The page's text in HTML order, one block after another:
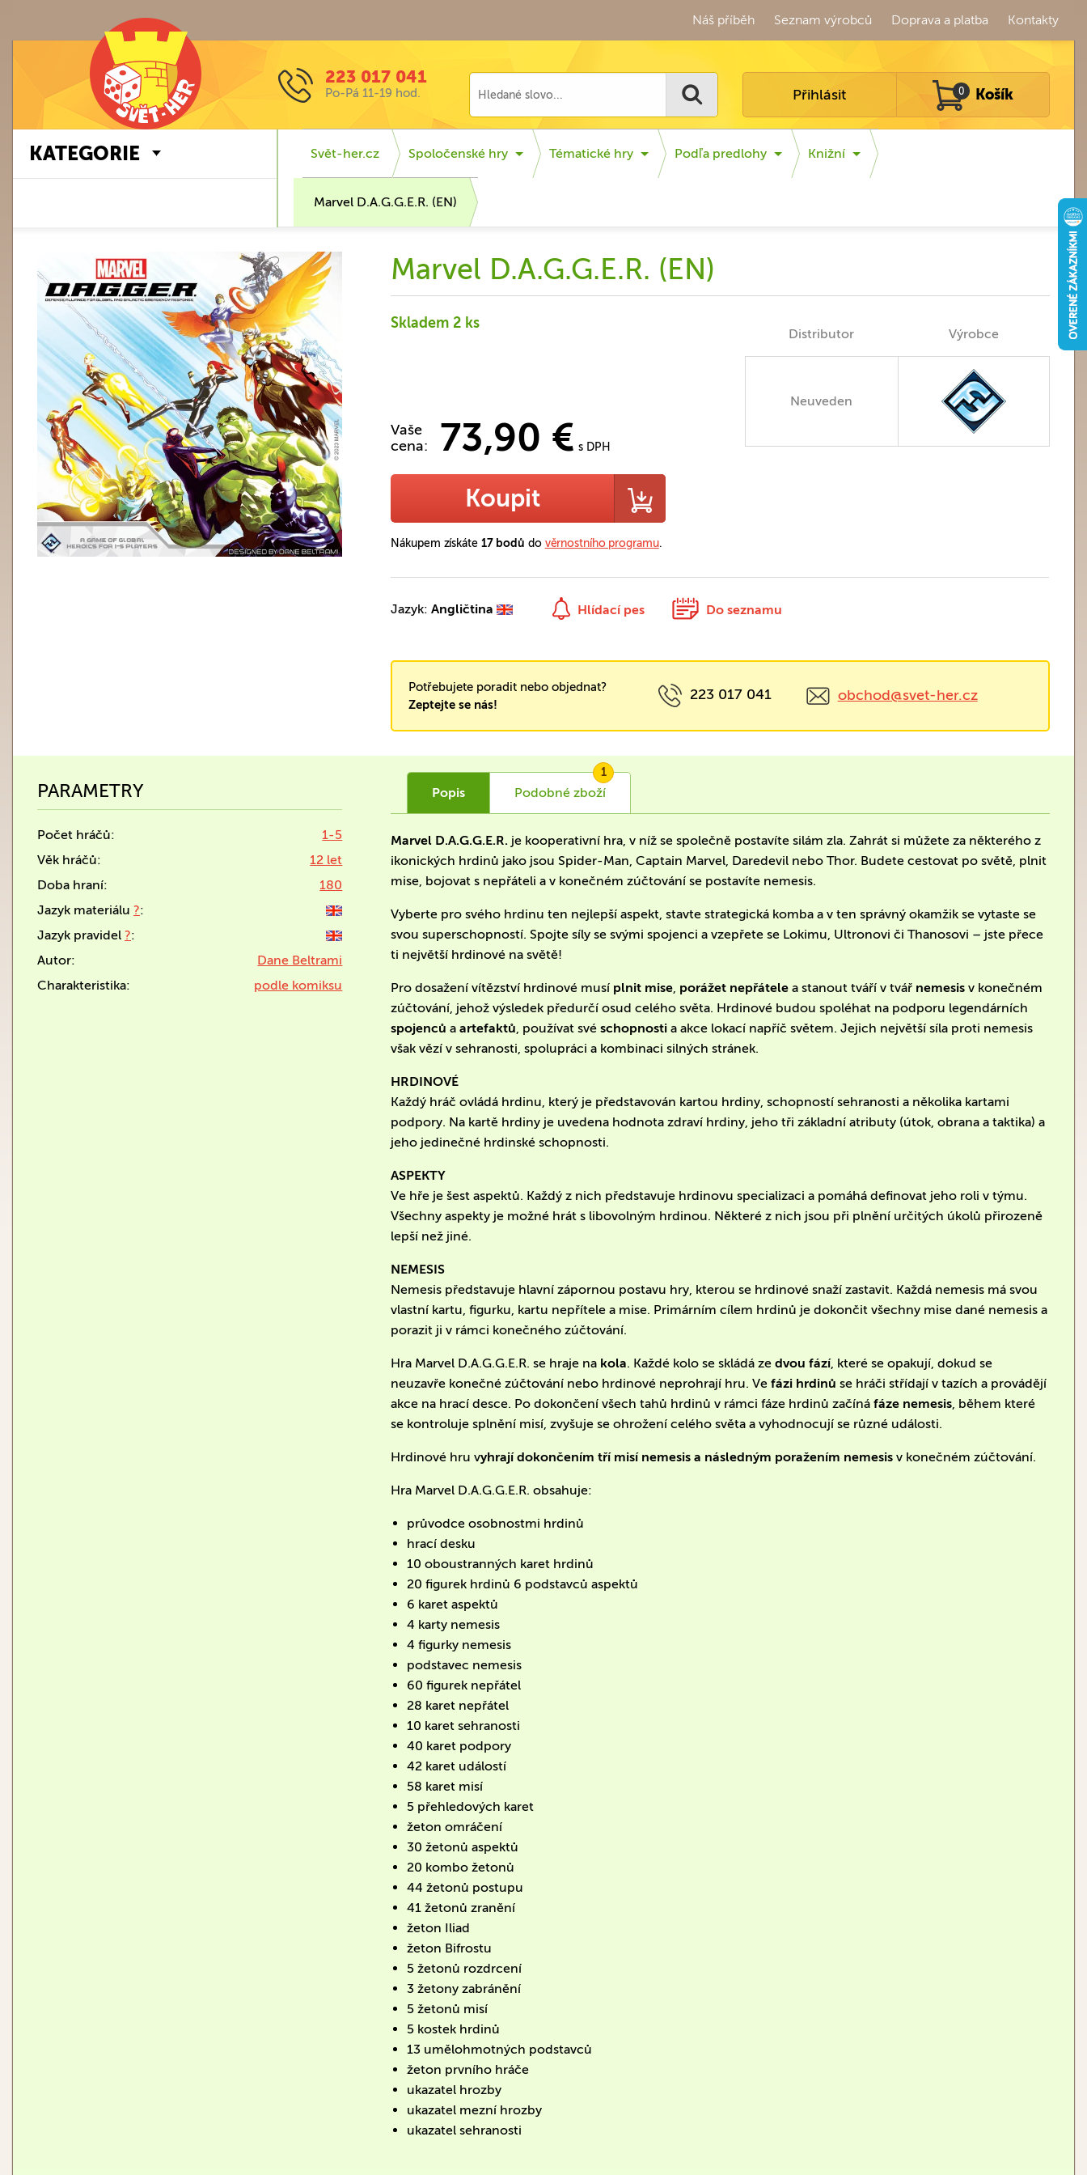
Náš příběh Seznam výrobců Doprava a platba Kontakty
223 017 041
Po-Pá 11-19 hod. Přihlásit 0 Košík
KATEGORIE Svět-her.cz Spoločenské hry Tématické hry Podľa predlohy Knižní
Marvel D.A.G.G.E.R. (EN)
Marvel D.A.G.G.E.R. (EN)
Vaše
cena:
73,90 € s DPH
Skladem 2 ks
Koupit
Nákupem získáte 17 bodů do věrnostního programu.
Distributor Výrobce
Neuveden
Jazyk:Angličtina Hlídací pes Do seznamu
Potřebujete poradit nebo objednat?
Zeptejte se nás!
223 017 041 obchod@svet-her.cz
PARAMETRY
Počet hráčů:
1-5
Věk hráčů:
12 let
Doba hraní:
180
Jazyk materiálu ?:
Jazyk pravidel ?:
Autor:
Dane Beltrami
Charakteristika:
podle komiksu
Popis Podobné zboží
1
Marvel D.A.G.G.E.R. je kooperativní hra, v níž se společně postavíte silám zla. Zahrát si můžete za některého z
ikonických hrdinů jako jsou Spider-Man, Captain Marvel, Daredevil nebo Thor. Budete cestovat po světě, plnit
mise, bojovat s nepřáteli a v konečném zúčtování se postavíte nemesis.
Vyberte pro svého hrdinu ten nejlepší aspekt, stavte strategická komba a v ten správný okamžik se vytaste se
svou superschopností. Spojte síly se svými spojenci a vzepřete se Lokimu, Ultronovi či Thanosovi – jste přece
ti největší hrdinové na světě!
Pro dosažení vítězství hrdinové musí plnit mise, porážet nepřátele a stanout tváří v tvář nemesis v konečném
zúčtování, jehož výsledek předurčí osud celého světa. Hrdinové budou spoléhat na podporu legendárních
spojenců aartefaktů, používat svéschopnosti a akce lokací napříč světem. Jejich největší síla proti nemesis
však vězí v sehranosti, spolupráci a kombinaci silných stránek.
HRDINOVÉ
Každý hráč ovládá hrdinu, který je představován kartou hrdiny, schopností sehranosti a několika kartami
podpory. Na kartě hrdiny je uvedena hodnota zdraví hrdiny, jeho tři základní atributy (útok, obrana a taktika) a
jeho jedinečné hrdinské schopnosti.
ASPEKTY
Ve hře je šest aspektů. Každý z nich představuje hrdinovu specializaci a pomáhá definovat jeho roli v týmu.
Všechny aspekty je možné hrát s libovolným hrdinou. Některé z nich jsou při plnění určitých úkolů přirozeně
lepší než jiné.
NEMESIS
Nemesis představuje hlavní zápornou postavu hry, kterou se hrdinové snaží zastavit. Každá nemesis má svou
vlastní kartu, figurku, kartu nepřítele a mise. Primárním cílem hrdinů je dokončit všechny mise dané nemesis a
porazit ji v rámci konečného zúčtování.
Hra Marvel D.A.G.G.E.R. se hraje na kola. Každé kolo se skládá zedvou fází, které se opakují, dokud se
neuzavře konečné zúčtování nebo hrdinové neprohrají hru. Vefázi hrdinů se hráči střídají v tazích a provádějí
akce na hrací desce. Po dokončení všech tahů hrdinů v rámci fáze hrdinů začínáfáze nemesis, během které
se kontroluje splnění misí, zvyšuje se ohrožení celého světa a vyhodnocují se různé události.
Hrdinové hru vyhrají dokončením tří misí nemesis a následným poražením nemesis v konečném zúčtování.
Hra Marvel D.A.G.G.E.R. obsahuje:
průvodce osobnostmi hrdinů
hrací desku
10 oboustranných karet hrdinů
20 figurek hrdinů 6 podstavců aspektů
6 karet aspektů
4 karty nemesis
4 figurky nemesis
podstavec nemesis
60 figurek nepřátel
28 karet nepřátel
10 karet sehranosti
40 karet podpory
42 karet událostí
58 karet misí
5 přehledových karet
žeton omráčení
30 žetonů aspektů
20 kombo žetonů
44 žetonů postupu
41 žetonů zranění
žeton Iliad
žeton Bifrostu
5 žetonů rozdrcení
3 žetony zabránění
5 žetonů misí
5 kostek hrdinů
13 umělohmotných podstavců
žeton prvního hráče
ukazatel hrozby
ukazatel mezní hrozby
ukazatel sehranosti